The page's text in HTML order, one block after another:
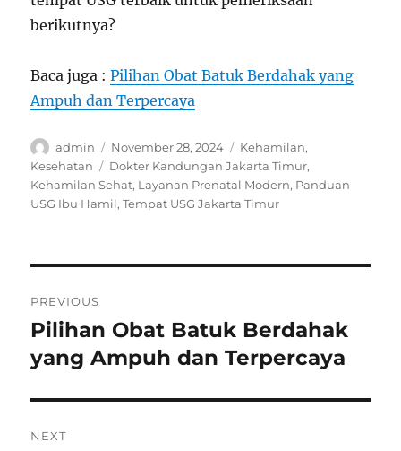
berikutnya?
Baca juga :Pilihan Obat Batuk Berdahak yang
Ampuh dan Terpercaya
Author
admin
Posted
on
November 28, 2024 Categories
Kehamilan,
Kesehatan
Tags
Dokter Kandungan Jakarta Timur,
Kehamilan Sehat, Layanan Prenatal Modern, Panduan
USG Ibu Hamil,Tempat USG Jakarta Timur
pos
PREVIOUS
Previous
post:
Pilihan Obat Batuk Berdahak
yang Ampuh dan Terpercaya
NEXT